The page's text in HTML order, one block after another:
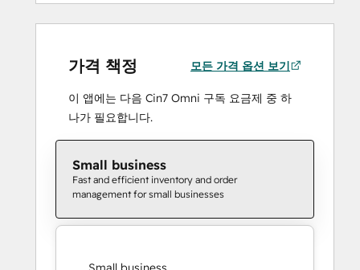
가격 책정 모든 가격 옵션 보기
이 앱에는 다음 Cin7 Omni 구독 요금제 중 하
나가 필요합니다.
Small business
Fast and efficient inventory and order
management for small businesses